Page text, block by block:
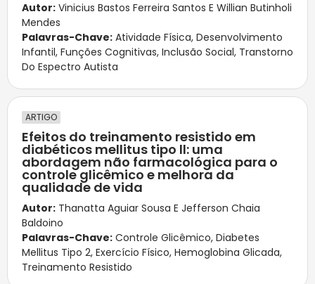
Autor: Vinicius Bastos Ferreira Santos E Willian Butinholi
Mendes
Palavras-Chave: Atividade Física, Desenvolvimento
Infantil, Funções Cognitivas, Inclusão Social, Transtorno
Do Espectro Autista
ARTIGO
Efeitos do treinamento resistido em
diabéticos mellitus tipo ll: uma
abordagem não farmacológica para o
controle glicêmico e melhora da
qualidade de vida
Autor: Thanatta Aguiar Sousa E Jefferson Chaia
Baldoino
Palavras-Chave: Controle Glicêmico, Diabetes
Mellitus Tipo 2, Exercício Físico, Hemoglobina Glicada,
Treinamento Resistido